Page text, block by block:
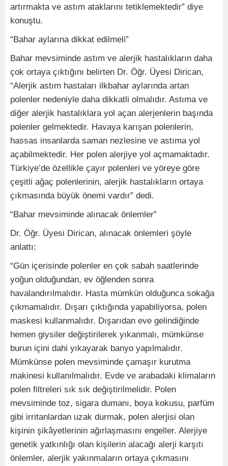
artırmakta ve astım ataklarını tetiklemektedir” diye
konuştu.
“Bahar aylarına dikkat edilmeli”
Bahar mevsiminde astım ve alerjik hastalıkların daha
çok ortaya çıktığını belirten Dr. Öğr. Üyesi Dirican,
“Alerjik astım hastaları ilkbahar aylarında artan
polenler nedeniyle daha dikkatli olmalıdır. Astıma ve
diğer alerjik hastalıklara yol açan alerjenlerin başında
polenler gelmektedir. Havaya karışan polenlerin,
hassas insanlarda saman nezlesine ve astıma yol
açabilmektedir. Her polen alerjiye yol açmamaktadır.
Türkiye’de özellikle çayır polenleri ve yöreye göre
çeşitli ağaç polenlerinin, alerjik hastalıkların ortaya
çıkmasında büyük önemi vardır” dedi.
“Bahar mevsiminde alınacak önlemler”
Dr. Öğr. Üyesi Dirican, alınacak önlemleri şöyle
anlattı:
“Gün içerisinde polenler en çok sabah saatlerinde
yoğun olduğundan, ev öğlenden sonra
havalandırılmalıdır. Hasta mümkün olduğunca sokağa
çıkmamalıdır. Dışarı çıktığında yapabiliyorsa, polen
maskesi kullanmalıdır. Dışarıdan eve gelindiğinde
hemen giysiler değiştirilerek yıkanmalı, mümkünse
burun içini dahi yıkayarak banyo yapılmalıdır.
Mümkünse polen mevsiminde çamaşır kurutma
makinesi kullanılmalıdır. Evde ve arabadaki klimaların
polen filtreleri sık sık değiştirilmelidir. Polen
mevsiminde toz, sigara dumanı, boya kokusu, parfüm
gibi irritanlardan uzak durmak, polen alerjisi olan
kişinin şikâyetlerinin ağırlaşmasını engeller. Alerjiye
genetik yatkınlığı olan kişilerin alacağı alerji karşıtı
önlemler, alerjik yakınmaların ortaya çıkmasını